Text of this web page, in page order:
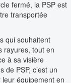
fermé, la PSP est
transportée
qui souhaitent
rayures, tout en
à sa visière
PSP, c’est un
équipement en